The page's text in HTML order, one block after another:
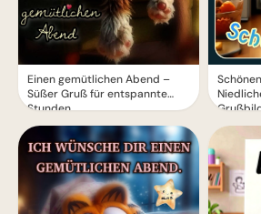
Einen gemütlichen Abend –
Süßer Gruß für entspannte
Stunden